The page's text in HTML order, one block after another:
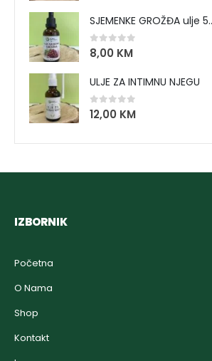
0 out of 5
8,00 KM
ULJE ZA INTIMNU NJEGU
0out of 5
12,00 KM
IZBORNIK
Početna
O Nama
Shop
Kontakt